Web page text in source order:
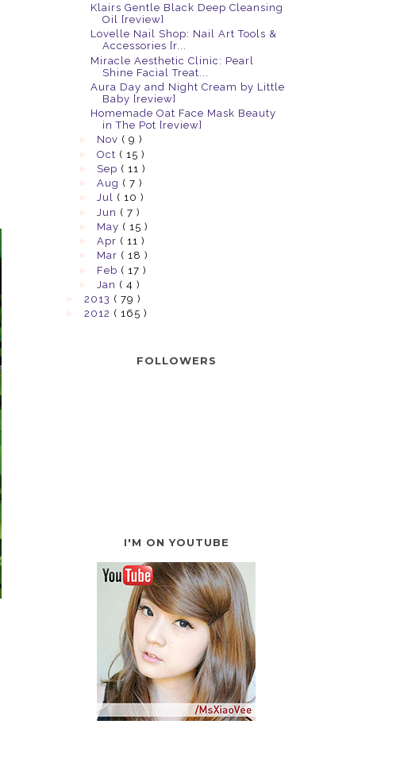
Klairs Gentle Black Deep Cleansing
Oil [review]
Lovelle Nail Shop: Nail Art Tools &
Accessories [r...
Miracle Aesthetic Clinic: Pearl
Shine Facial Treat...
Aura Day and Night Cream by Little
Baby [review]
Homemade Oat Face Mask Beauty
in The Pot [review]
Nov ( 9 )
Oct ( 15 )
Sep ( 11 )
Aug ( 7 )
Jul ( 10 )
Jun ( 7 )
May ( 15 )
Apr ( 11 )
Mar ( 18 )
Feb ( 17 )
Jan ( 4 )
2013 ( 79 )
2012 ( 165 )
FOLLOWERS
I'M ON YOUTUBE